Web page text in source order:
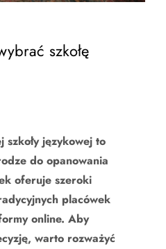
szkołę
językowej to
do opanowania
oferuje szeroki
placówek
online. Aby
warto rozważyć